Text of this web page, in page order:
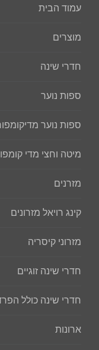
עמוד הבית
מוצרים
חדרי שינה
ספות נוער
ספות נוער
מיטה וחצי מדי
מזרנים
קינג רויאל מזרונים
מזרוני קיסריה
חדרי שינה זוגיים
חדרי שינה כולל
ארונות